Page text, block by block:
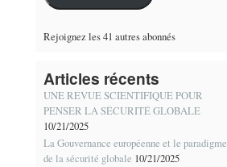
Rejoignez les 41 autres abonnés
Articles récents
UNE REVUE SCIENTIFIQUE POUR
PENSER LA SÉCURITÉ GLOBALE
10/21/2025
La Gouvernance européenne et le paradigme
de la sécurité globale 10/21/2025